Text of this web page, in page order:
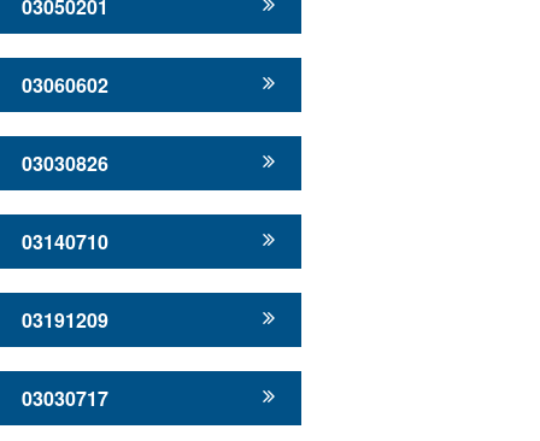
03050201
03060602
03030826
03140710
03191209
03030717